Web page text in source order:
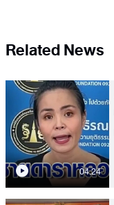
Related News
04.24